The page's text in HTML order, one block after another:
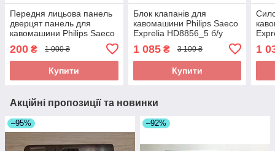
Передня лицьова панель
дверцят панель для
кавомашини Philips Saeco
200 ₴ 1 000 ₴
Купити
Блок клапанів для
кавомашини Philips Saeco
Exprelia HD8856_5 б/у
1 085₴ 3 100 ₴
Купити
1
Акційні пропозиції та новинки
–95% –92%